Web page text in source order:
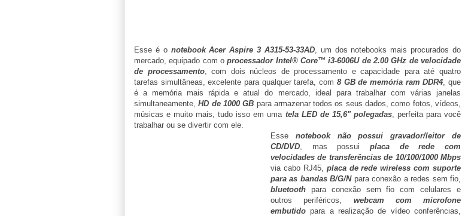
Esse é o notebook Acer Aspire 3 A315-53-33AD, um dos notebooks mais procurados do
mercado, equipado com oprocessador Intel® Core™ i3-6006U de 2.00 GHz de velocidade
de processamento, com dois núcleos de processamento e capacidade para até quatro
tarefas simultâneas, excelente para qualquer tarefa, com 8 GB de memória ram DDR4, que
é a memória mais rápida e atual do mercado, ideal para trabalhar com várias janelas
simultaneamente,HD de 1000 GB para armazenar todos os seus dados, como fotos, vídeos,
músicas e muito mais, tudo isso em uma tela LED de 15,6" polegadas, perfeita para você
trabalhar ou se divertir com ele.
Esse notebook não possui gravador/leitor de
CD/DVD, mas possui placa de rede com
velocidades de transferências de 10/100/1000 Mbps
via cabo RJ45, placa de rede wireless com suporte
para as bandas B/G/Npara conexão a redes sem fio,
bluetooth para conexão sem fio com celulares e
outros periféricos, webcam com microfone
embutido para a realização de vídeo conferências,